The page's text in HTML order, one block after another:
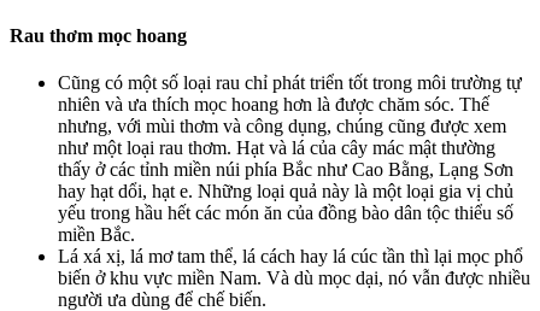
Rau thơm mọc hoang
Cũng có một số loại rau chỉ phát triển tốt trong môi trường tự
nhiên và ưa thích mọc hoang hơn là được chăm sóc. Thế
nhưng, với mùi thơm và công dụng, chúng cũng được xem
như một loại rau thơm. Hạt và lá của cây mác mật thường
thấy ở các tỉnh miền núi phía Bắc như Cao Bằng, Lạng Sơn
hay hạt dổi, hạt e. Những loại quả này là một loại gia vị chủ
yếu trong hầu hết các món ăn của đồng bào dân tộc thiểu số
miền Bắc.
Lá xá xị, lá mơ tam thể, lá cách hay lá cúc tần thì lại mọc phổ
biến ở khu vực miền Nam. Và dù mọc dại, nó vẫn được nhiều
người ưa dùng để chế biến.